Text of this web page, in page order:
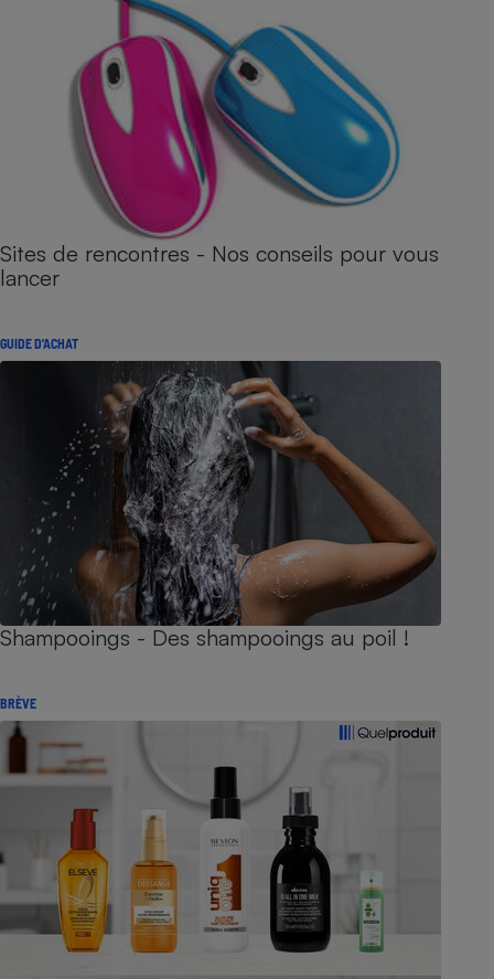
Sites de rencontres - Nos conseils pour vous
lancer
GUIDE D'ACHAT
Shampooings - Des shampooings au poil !
BRÈVE